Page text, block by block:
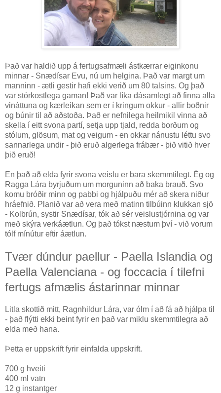
Það var haldið upp á fertugsafmæli ástkærrar eiginkonu
minnar - Snædísar Evu, nú um helgina. Það var margt um
manninn - ætli gestir hafi ekki verið um 80 talsins. Og það
var stórkostlega gaman! Það var líka dásamlegt að finna alla
vináttuna og kærleikan sem er í kringum okkur - allir boðnir
og búnir til að aðstoða. Það er nefnilega heilmikil vinna að
skella í eitt svona partí, setja upp tjald, redda borðum og
stólum, glösum, mat og veigum - en okkar nánustu léttu svo
sannarlega undir - þið eruð algerlega frábær - þið vitið hver
þið eruð!
En það að elda fyrir svona veislu er bara skemmtilegt. Ég og
Ragga Lára byrjuðum um morguninn að baka brauð. Svo
komu bróðir minn og pabbi og hjálpuðu mér að skera niður
hráefnið. Planið var að vera með matinn tilbúinn klukkan sjö
- Kolbrún, systir Snædísar, tók að sér veislustjórnina og var
með skýra verkáætlun. Og það tókst næstum því - við vorum
tólf mínútur eftir áætlun.
Tvær dúndur paellur - Paella Islandia og
Paella Valenciana - og foccacia í tilefni
fertugs afmælis ástarinnar minnar
Litla skottið mitt, Ragnhildur Lára, var ólm í að fá að hjálpa til
- það flýtti ekki beint fyrir en það var miklu skemmtilegra að
elda með hana.
Þetta er uppskrift fyrir einfalda uppskrift.
700 g hveiti
400 ml vatn
12 g instantger